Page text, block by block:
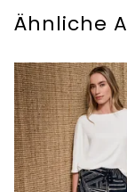
Ähnliche